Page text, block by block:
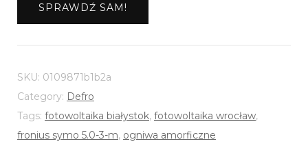
SPRAWDŹ SAM!
SKU: 0109871b1b2a
Category: Defro
Tags: fotowoltaika białystok, fotowoltaika wrocław,
fronius symo 5.0-3-m, ogniwa amorficzne